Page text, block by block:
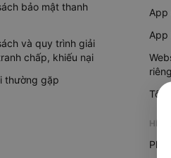
bảo mật thanh
và quy trình giải
chấp, khiếu nại
thường gặp
App
App
HỆ